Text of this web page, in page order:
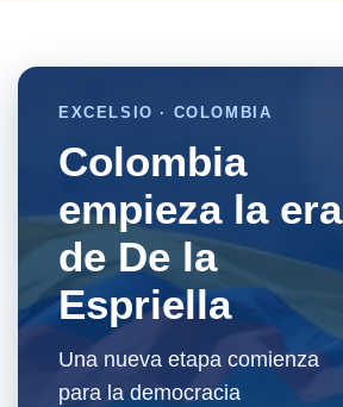
EXCELSIO · COLOMBIA
Colombia
empieza la era
de De la
Espriella
Una nueva etapa comienza
para la democracia